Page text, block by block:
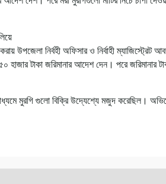
উপজেলা নির্বহী অফিসার ও নির্বাহী ম্যাজিস্ট্রেট
টাকা জরিমানার আদেশ দেন। পরে জরিমানার
মুরগি গুলো বিক্রি উদ্যেশ্যে মজুদ করেছিল।